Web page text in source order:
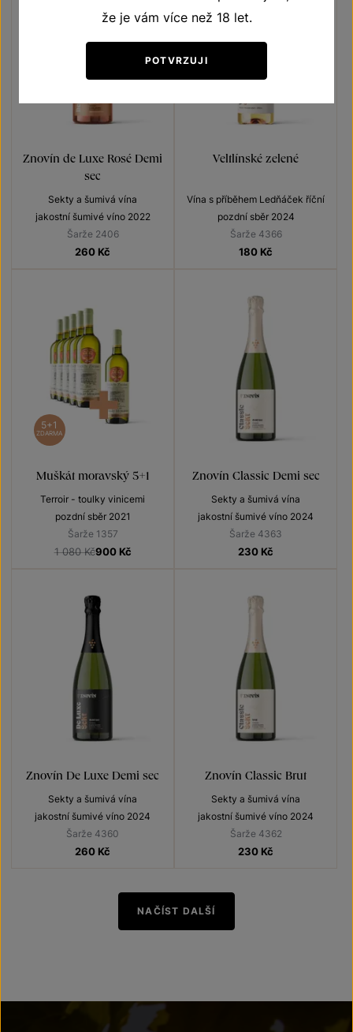
Znovín de Luxe Rosé Demi
sec
Sekty a šumivá vína
jakostní šumivé víno 2022
Šarže 2406
260 Kč
Veltlínské zelené
Vína s příběhem Ledňáček říční
pozdní sběr 2024
Šarže 4366
180 Kč
5+1
ZDARMA
Muškát moravský 5+1
Terroir - toulky vinicemi
pozdní sběr 2021
Šarže 1357
1 080 Kč900 Kč
Znovín Classic Demi sec
Sekty a šumivá vína
jakostní šumivé víno 2024
Šarže 4363
230 Kč
Znovín De Luxe Demi sec
Sekty a šumivá vína
jakostní šumivé víno 2024
Šarže 4360
260 Kč
Znovín Classic Brut
Sekty a šumivá vína
jakostní šumivé víno 2024
Šarže 4362
230 Kč
NAČÍST DALŠÍ
že je vám více než 18 let.
POTVRZUJI